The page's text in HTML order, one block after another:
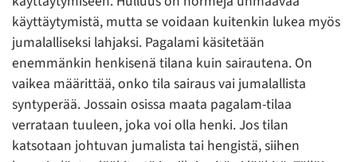
käyttäytymistä, mutta se voidaan kuitenkin lukea myös
jumalalliseksi lahjaksi. Pagalami käsitetään
enemmänkin henkisenä tilana kuin sairautena. On
vaikea määrittää, onko tila sairaus vai jumalallista
syntyperää. Jossain osissa maata pagalam-tilaa
verrataan tuuleen, joka voi olla henki. Jos tilan
katsotaan johtuvan jumalista tai hengistä, siihen